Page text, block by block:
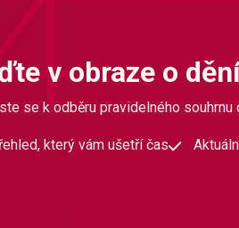
v obraze o
se k odběru pravidelného
který vám ušetří čas